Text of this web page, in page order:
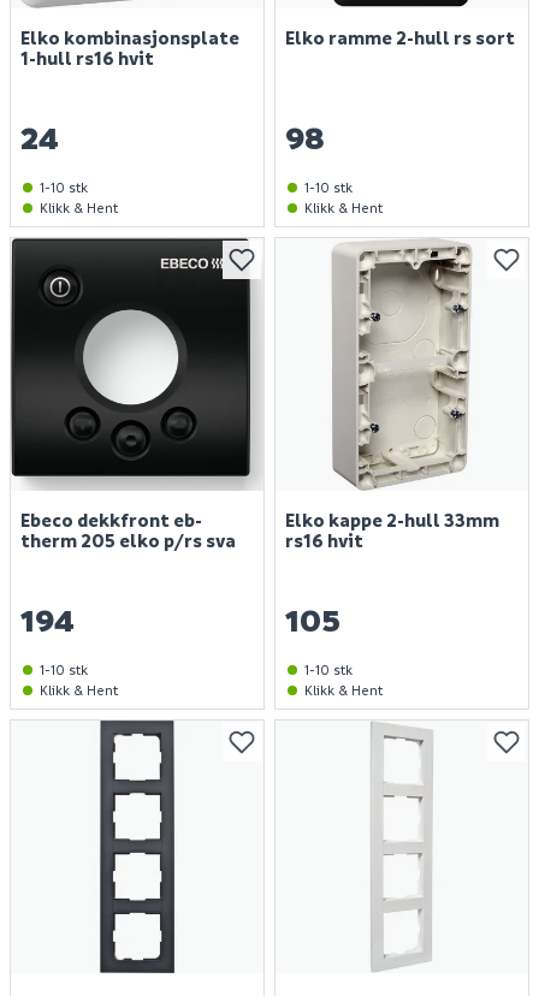
Elko kombinasjonsplate
1-hull rs16 hvit
24
1-10 stk
Klikk & Hent
Elko ramme 2-hull rs sort
98
1-10 stk
Klikk & Hent
Ebeco dekkfront eb-
therm 205 elko p/rs sva
194
1-10 stk
Klikk & Hent
Elko kappe 2-hull 33mm
rs16 hvit
105
1-10 stk
Klikk & Hent